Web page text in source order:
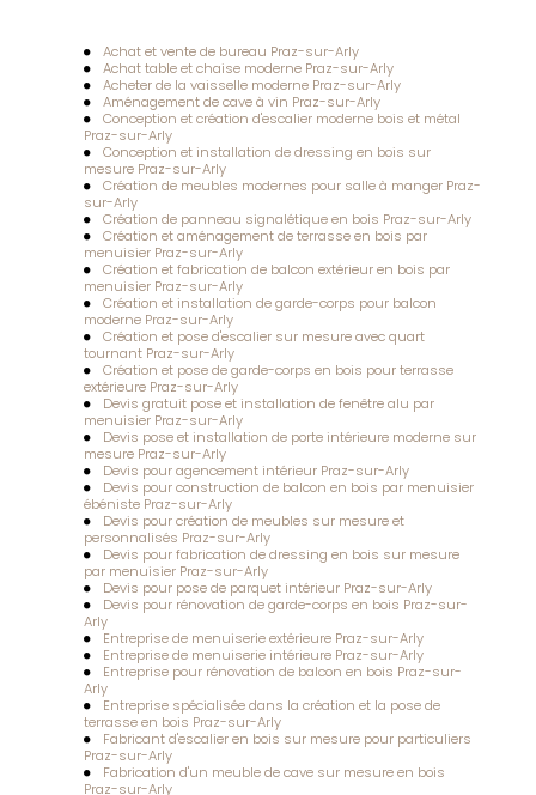
Achat et vente de bureau Praz-sur-Arly
Achat table et chaise moderne Praz-sur-Arly
Acheter de la vaisselle moderne Praz-sur-Arly
Aménagement de cave à vin Praz-sur-Arly
Conception et création d'escalier moderne bois et métal
Praz-sur-Arly
Conception et installation de dressing en bois sur
mesure Praz-sur-Arly
Création de meubles modernes pour salle à manger Praz-
sur-Arly
Création de panneau signalétique en bois Praz-sur-Arly
Création et aménagement de terrasse en bois par
menuisier Praz-sur-Arly
Création et fabrication de balcon extérieur en bois par
menuisier Praz-sur-Arly
Création et installation de garde-corps pour balcon
moderne Praz-sur-Arly
Création et pose d'escalier sur mesure avec quart
tournant Praz-sur-Arly
Création et pose de garde-corps en bois pour terrasse
extérieure Praz-sur-Arly
Devis gratuit pose et installation de fenêtre alu par
menuisier Praz-sur-Arly
Devis pose et installation de porte intérieure moderne sur
mesure Praz-sur-Arly
Devis pour agencement intérieur Praz-sur-Arly
Devis pour construction de balcon en bois par menuisier
ébéniste Praz-sur-Arly
Devis pour création de meubles sur mesure et
personnalisés Praz-sur-Arly
Devis pour fabrication de dressing en bois sur mesure
par menuisier Praz-sur-Arly
Devis pour pose de parquet intérieur Praz-sur-Arly
Devis pour rénovation de garde-corps en bois Praz-sur-
Arly
Entreprise de menuiserie extérieure Praz-sur-Arly
Entreprise de menuiserie intérieure Praz-sur-Arly
Entreprise pour rénovation de balcon en bois Praz-sur-
Arly
Entreprise spécialisée dans la création et la pose de
terrasse en bois Praz-sur-Arly
Fabricant d'escalier en bois sur mesure pour particuliers
Praz-sur-Arly
Fabrication d'un meuble de cave sur mesure en bois
Praz-sur-Arly